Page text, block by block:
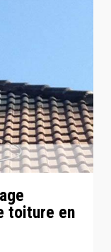
toiture en